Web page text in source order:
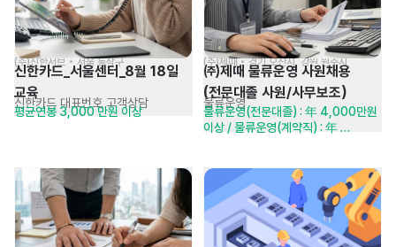
(주)신한서브 • 서울 동작구
신한카드_서울센터_8월 18일
교육
신한카드 대표번호 고객상담
평균연봉 3,000 만원 이상
(주)제때 • 경기 오산시, 강원 원주시
㈜제때 물류운영 사원채용
(전문대졸 사원/사무보조)
물류운영
물류운영(전문대졸) : 年 4,000만원
이상 / 물류운영(계약직) : 年